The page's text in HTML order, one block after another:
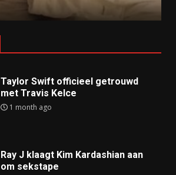
Taylor Swift officieel getrouwd
met Travis Kelce
1 month ago
Ray J klaagt Kim Kardashian aan
om sekstape